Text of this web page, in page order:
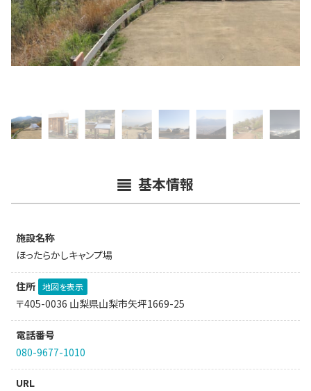
基本情報
施設名称
ほったらかしキャンプ場
住所 地図を表示
〒405-0036 山梨県山梨市矢坪1669-25
電話番号
080-9677-1010
URL